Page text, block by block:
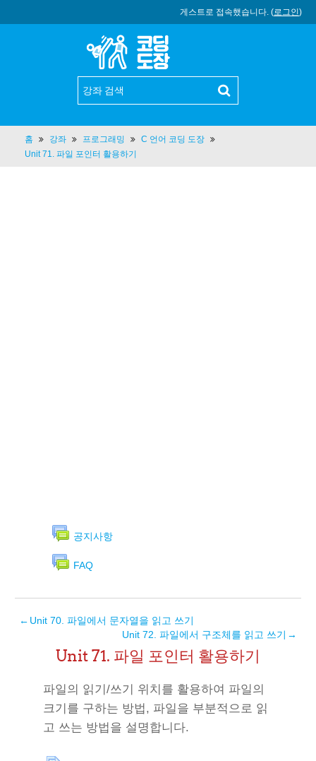
게스트로 접속했습니다. (로그인)
홈 강좌 프로그래밍
C 언어 코딩 도장
Unit 71. 파일 포인터 활용하기
공지사항
FAQ
← Unit 70. 파일에서 문자열을 읽고 쓰기
Unit 72. 파일에서 구조체를 읽고 쓰기 →
Unit 71. 파일 포인터 활용하기
파일의 읽기/쓰기 위치를 활용하여 파일의
크기를 구하는 방법, 파일을 부분적으로 읽
고 쓰는 방법을 설명합니다.